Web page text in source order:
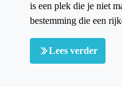
is een plek die je niet
bestemming die een
Lees verder